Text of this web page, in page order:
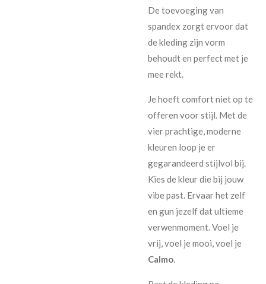
De toevoeging van
spandex zorgt ervoor dat
de kleding zijn vorm
behoudt en perfect met je
mee rekt.
Je hoeft comfort niet op te
offeren voor stijl. Met de
vier prachtige, moderne
kleuren loop je er
gegarandeerd stijlvol bij.
Kies de kleur die bij jouw
vibe past. Ervaar het zelf
en gun jezelf dat ultieme
verwenmoment. Voel je
vrij, voel je mooi, voel je
Calmo